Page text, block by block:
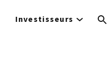
Investisseurs